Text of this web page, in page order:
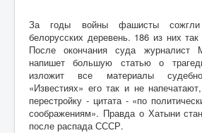
За годы войны фашисты сожгли
белорусских деревень. 186 из них
После окончания суда журналист
напишет большую статью о
изложит все материалы
«Известиях» его так и не
перестройку - цитата - «по
соображениям». Правда о Хатыни
после распада СССР.